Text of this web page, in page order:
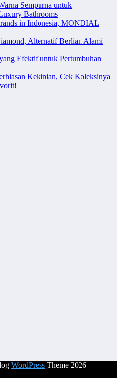
Sempurna untuk
Bathrooms
in Indonesia, MONDIAL
Alternatif Berlian Alami
Efektif untuk Pertumbuhan
Kekinian, Cek Koleksinya
WordPress Theme 2026 |